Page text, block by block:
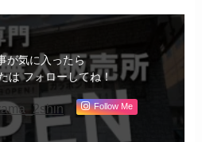
が気に入ったら
は フォローしてね！
Follow Me